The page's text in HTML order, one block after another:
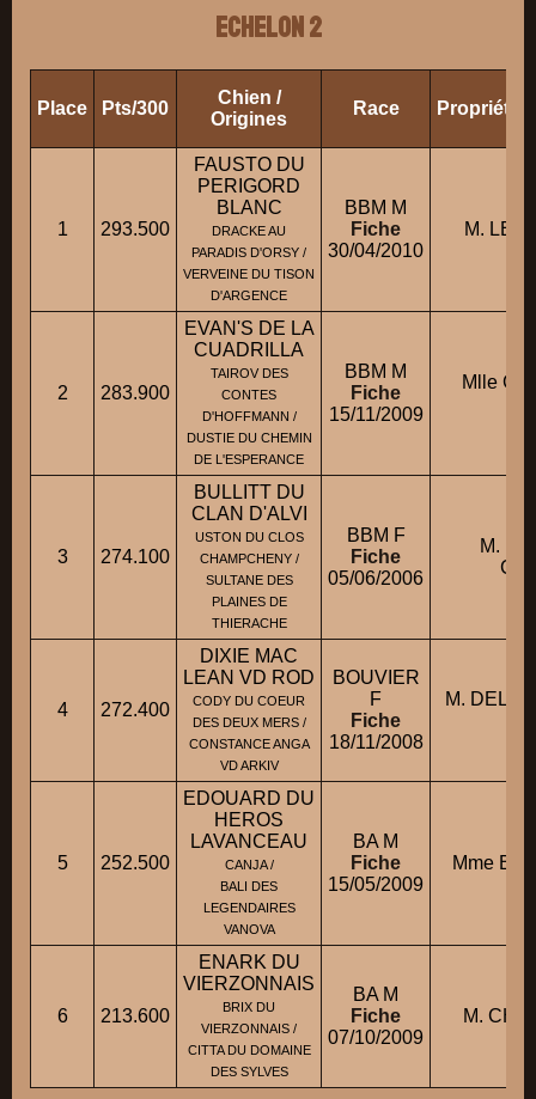
ECHELON 2
Place Pts/300
Chien /
Origines
Race
1 293.500
FAUSTO DU
PERIGORD
BLANC
DRACKE AU
PARADIS D'ORSY /
VERVEINE DU TISON
D'ARGENCE
BBM M
Fiche
30/04/2010
M.
2 283.900
EVAN'S DE LA
CUADRILLA
TAIROV DES
CONTES
D'HOFFMANN /
DUSTIE DU CHEMIN
DE L'ESPERANCE
BBM M
Fiche
15/11/2009
Mlle
3 274.100
BULLITT DU
CLAN D'ALVI
USTON DU CLOS
CHAMPCHENY /
SULTANE DES
PLAINES DE
THIERACHE
BBM F
Fiche
05/06/2006
M.
4 272.400
DIXIE MAC
LEAN VD ROD
CODY DU COEUR
DES DEUX MERS /
CONSTANCE ANGA
VD ARKIV
BOUVIER
F
Fiche
18/11/2008
M.
5 252.500
EDOUARD DU
HEROS
LAVANCEAU
CANJA /
BALI DES
LEGENDAIRES
VANOVA
BA M
Fiche
15/05/2009
Mme
6 213.600
ENARK DU
VIERZONNAIS
BRIX DU
VIERZONNAIS /
CITTA DU DOMAINE
DES SYLVES
BA M
Fiche
07/10/2009
M.